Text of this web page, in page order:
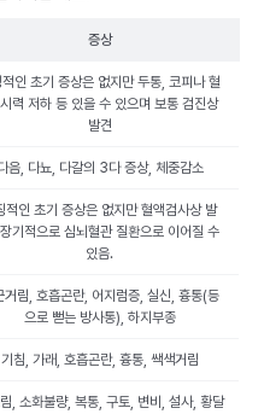
증상
인 초기 증상은 없지만 두통, 코피나 혈
력 저하 등 있을 수 있으며 보통 검진상
발견
음, 다뇨, 다갈의 3다 증상, 체중감소
적인 초기 증상은 없지만 혈액검사상 발
기적으로 심뇌혈관 질환으로 이어질 수
있음.
거림, 호흡곤란, 어지럼증, 실신, 흉통(등
으로 뻗는 방사통), 하지부종
기침, 가래, 호흡곤란, 흉통, 쌕색거림
, 소화불량, 복통, 구토, 변비, 설사, 황달